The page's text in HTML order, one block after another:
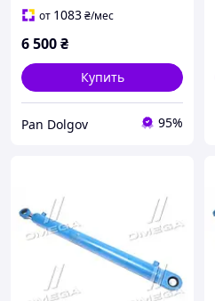
от 1083₴/мес
6 500₴
Купить
Pan Dolgov 95%